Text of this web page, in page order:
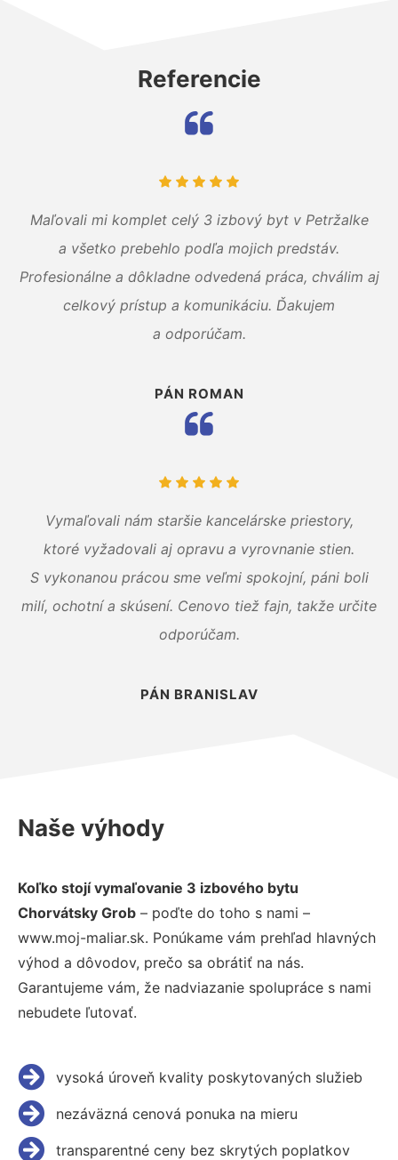
Referencie
Maľovali mi komplet celý 3 izbový byt v Petržalke
a všetko prebehlo podľa mojich predstáv.
Profesionálne a dôkladne odvedená práca, chválim aj
celkový prístup a komunikáciu. Ďakujem
a odporúčam.
PÁN ROMAN
Vymaľovali nám staršie kancelárske priestory,
ktoré vyžadovali aj opravu a vyrovnanie stien.
S vykonanou prácou sme veľmi spokojní, páni boli
milí, ochotní a skúsení. Cenovo tiež fajn, takže určite
odporúčam.
PÁN BRANISLAV
Naše výhody
Koľko stojí vymaľovanie 3 izbového bytu
Chorvátsky Grob – poďte do toho s nami –
www.moj-maliar.sk. Ponúkame vám prehľad hlavných
výhod a dôvodov, prečo sa obrátiť na nás.
Garantujeme vám, že nadviazanie spolupráce s nami
nebudete ľutovať.
vysoká úroveň kvality poskytovaných služieb
nezáväzná cenová ponuka na mieru
transparentné ceny bez skrytých poplatkov